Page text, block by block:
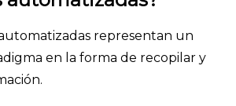
representan un
en la forma de recopilar y